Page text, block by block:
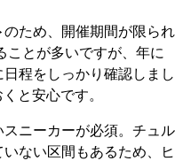
のため、開催期間が限られ
とが多いですが、年に
程をしっかり確認しまし
と安心です。
ニーカーが必須。チュル
ない区間もあるため、ヒ